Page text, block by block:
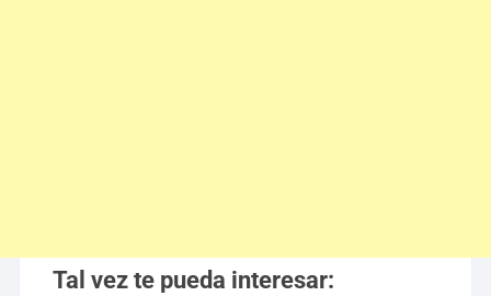
Tal vez te pueda interesar: